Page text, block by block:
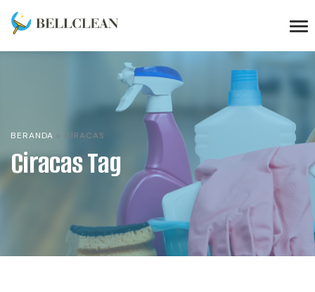
BERANDA CIRACAS
Ciracas Tag